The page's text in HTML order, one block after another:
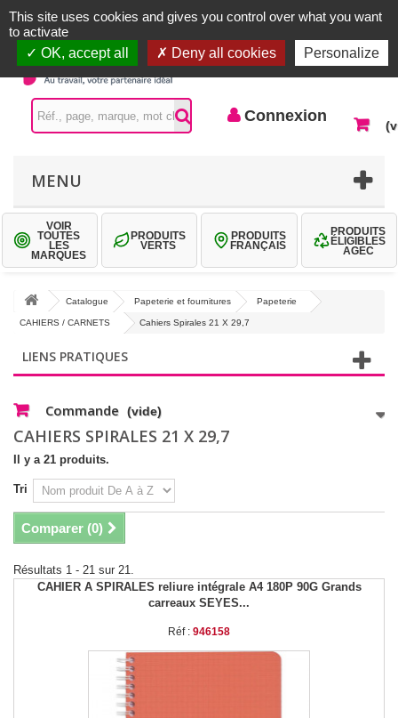
Contactez-nous
Connexion
MENU
VOIR
TOUTES
LES
MARQUES
PRODUITS
VERTS
PRODUITS
FRANÇAIS
PRODUITS
ÉLIGIBLES
AGEC
Catalogue Papeterie et fournitures Papeterie
CAHIERS / CARNETS Cahiers Spirales 21 X 29,7
LIENS PRATIQUES
Commande (vide)
CAHIERS SPIRALES 21 X 29,7
Il y a 21 produits.
Tri
Comparer (0)
Résultats 1 - 21 sur 21.
CAHIER A SPIRALES reliure intégrale A4 180P 90G Grands
carreaux SEYES...
Réf : 946158
This site uses cookies and gives you control over what you want
to activate
OK, accept all
Deny all cookies Personalize